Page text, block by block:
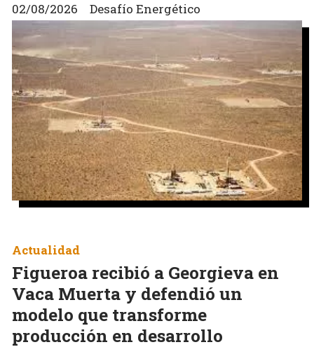
Desafío Energético
02/08/2026
Figueroa recibió a Georgieva en
Vaca Muerta y defendió un
modelo que transforme
producción en desarrollo
Actualidad